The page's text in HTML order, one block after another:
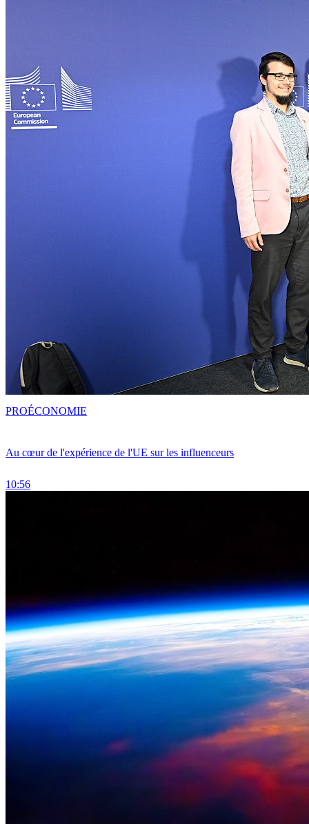
Au cœur de l'expérience de l'UE sur les influenceurs
10:56
PROÉCONOMIE